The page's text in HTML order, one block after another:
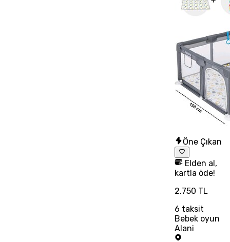
Öne Çıkan
Elden al,
kartla öde!
2.750 TL
6 taksit
Bebek oyun
Alani